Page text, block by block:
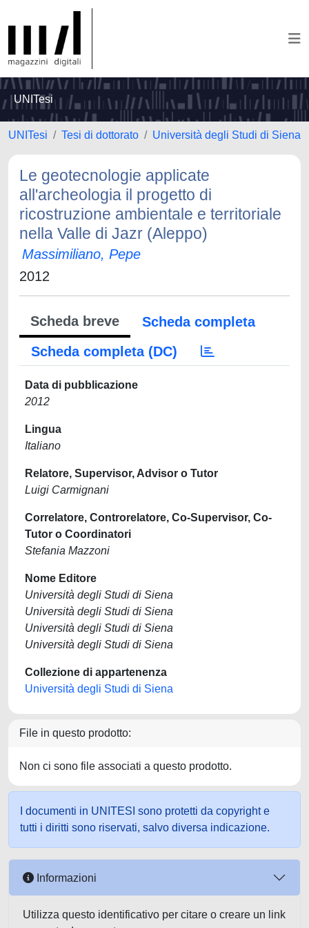
UNITesi
UNITesi Tesi di dottorato Università degli Studi di Siena
Le geotecnologie applicate
all'archeologia il progetto di
ricostruzione ambientale e territoriale
nella Valle di Jazr (Aleppo)
Massimiliano, Pepe
2012
Scheda breve
Scheda completa
Scheda completa (DC)
Data di pubblicazione
2012
Lingua
Italiano
Relatore, Supervisor, Advisor o Tutor
Luigi Carmignani
Correlatore, Controrelatore, Co-Supervisor, Co-
Tutor o Coordinatori
Stefania Mazzoni
Nome Editore
Università degli Studi di Siena
Università degli Studi di Siena
Università degli Studi di Siena
Università degli Studi di Siena
Collezione di appartenenza
Università degli Studi di Siena
File in questo prodotto:
Non ci sono file associati a questo prodotto.
I documenti in UNITESI sono protetti da copyright e
tutti i diritti sono riservati, salvo diversa indicazione.
Informazioni
Utilizza questo identificativo per citare o creare un link